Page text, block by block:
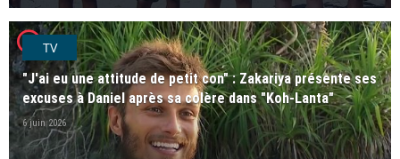
player2TV
"J'ai eu une attitude de petit con" : Zakariya présente ses
excuses à Daniel après sa colère dans "Koh-Lanta"
6 juin 2026